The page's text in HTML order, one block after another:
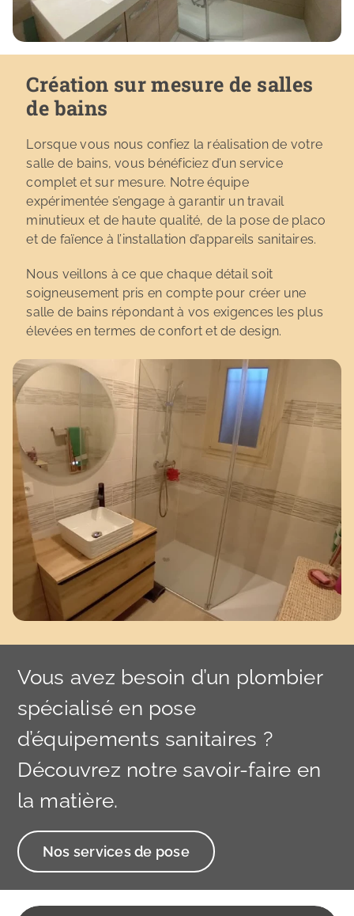
Création sur mesure de salles
de bains
Lorsque vous nous confiez la réalisation de votre
salle de bains, vous bénéficiez d’un service
complet et sur mesure. Notre équipe
expérimentée s’engage à garantir un travail
minutieux et de haute qualité, de la pose de placo
et de faïence à l’installation d’appareils sanitaires.
Nous veillons à ce que chaque détail soit
soigneusement pris en compte pour créer une
salle de bains répondant à vos exigences les plus
élevées en termes de confort et de design.
Vous avez besoin d’un plombier
spécialisé en pose
d’équipements sanitaires ?
Découvrez notre savoir-faire en
la matière.
Nos services de pose